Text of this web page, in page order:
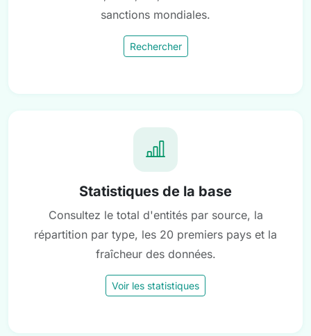
sanctions mondiales.
Rechercher
Statistiques de la base
Consultez le total d'entités par source, la
répartition par type, les 20 premiers pays et la
fraîcheur des données.
Voir les statistiques